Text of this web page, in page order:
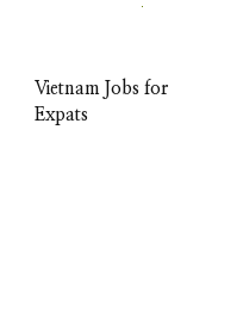
Vietnam Jobs for
Expats